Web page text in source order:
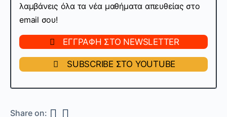
λαμβάνεις όλα τα νέα μαθήματα απευθείας στο
email σου!
ΕΓΓΡΑΦΗ ΣΤΟ NEWSLETTER
SUBSCRIBE ΣΤΟ YOUTUBE
Share on: